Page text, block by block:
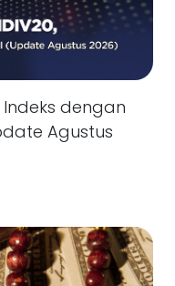
Indeks dengan
Agustus